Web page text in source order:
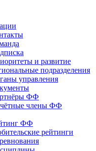
и развитие
подразделения
управления
ФФ
члены ФФ
ФФ
рейтинги